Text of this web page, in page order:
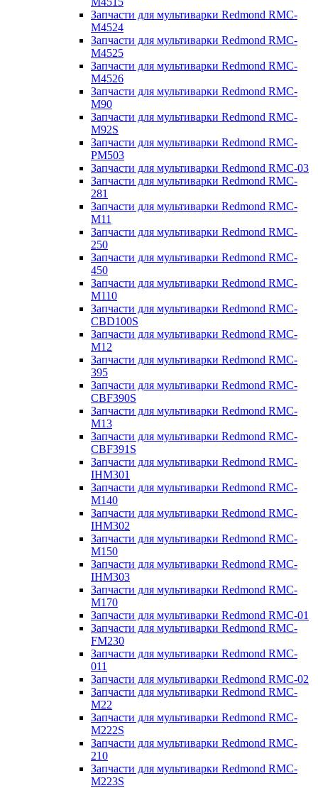
Запчасти для мультиварки Redmond RMC-
M4524
Запчасти для мультиварки Redmond RMC-
M4525
Запчасти для мультиварки Redmond RMC-
M4526
Запчасти для мультиварки Redmond RMC-
M90
Запчасти для мультиварки Redmond RMC-
M92S
Запчасти для мультиварки Redmond RMC-
PM503
Запчасти для мультиварки Redmond RMC-03
Запчасти для мультиварки Redmond RMC-
281
Запчасти для мультиварки Redmond RMC-
M11
Запчасти для мультиварки Redmond RMC-
250
Запчасти для мультиварки Redmond RMC-
450
Запчасти для мультиварки Redmond RMC-
M110
Запчасти для мультиварки Redmond RMC-
CBD100S
Запчасти для мультиварки Redmond RMC-
M12
Запчасти для мультиварки Redmond RMC-
395
Запчасти для мультиварки Redmond RMC-
CBF390S
Запчасти для мультиварки Redmond RMC-
M13
Запчасти для мультиварки Redmond RMC-
CBF391S
Запчасти для мультиварки Redmond RMC-
IHM301
Запчасти для мультиварки Redmond RMC-
M140
Запчасти для мультиварки Redmond RMC-
IHM302
Запчасти для мультиварки Redmond RMC-
M150
Запчасти для мультиварки Redmond RMC-
IHM303
Запчасти для мультиварки Redmond RMC-
M170
Запчасти для мультиварки Redmond RMC-01
Запчасти для мультиварки Redmond RMC-
FM230
Запчасти для мультиварки Redmond RMC-
011
Запчасти для мультиварки Redmond RMC-02
Запчасти для мультиварки Redmond RMC-
M22
Запчасти для мультиварки Redmond RMC-
M222S
Запчасти для мультиварки Redmond RMC-
210
Запчасти для мультиварки Redmond RMC-
M223S